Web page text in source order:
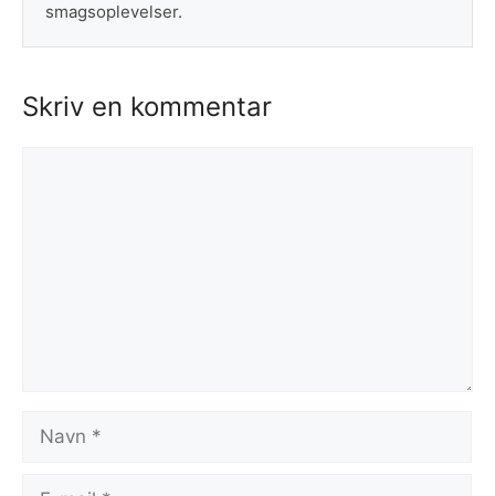
smagsoplevelser.
Skriv en kommentar
Navn